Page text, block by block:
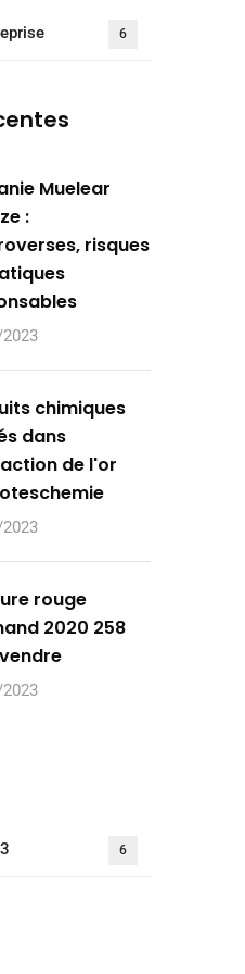
6
Muelear
:
risques
chimiques
dans
de l'or
rouge
2020 258
6